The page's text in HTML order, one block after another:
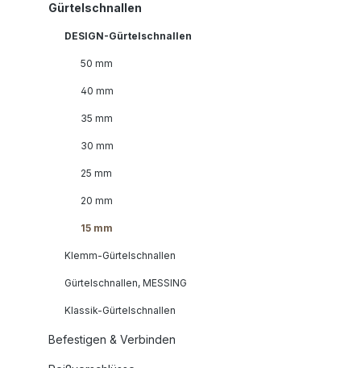
Gürtelschnallen
DESIGN-Gürtelschnallen
50 mm
40 mm
35 mm
30 mm
25 mm
20 mm
15 mm
Klemm-Gürtelschnallen
Gürtelschnallen, MESSING
Klassik-Gürtelschnallen
Befestigen & Verbinden